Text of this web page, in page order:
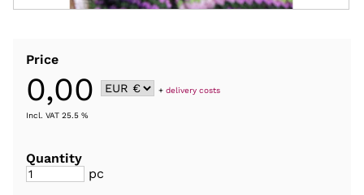
Price
0,00 +delivery costs
Incl. VAT 25.5 %
Quantity
pc